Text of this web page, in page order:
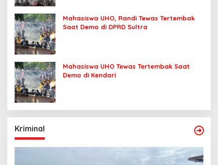
Mahasiswa UHO, Randi Tewas Tertembak
Saat Demo di DPRD Sultra
Mahasiswa UHO Tewas Tertembak Saat
Demo di Kendari
Kriminal